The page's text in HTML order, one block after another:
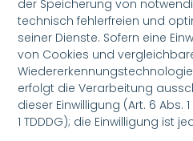
der Speicherung von
technisch fehlerfreien und
seiner Dienste. Sofern eine
von Cookies und
erfolgt die Verarbeitung
dieser Einwilligung (Art. 6 Abs.
1 TDDDG); die Einwilligung ist